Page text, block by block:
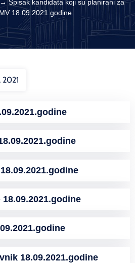
Spisak kandidata koji su planirani za
18.09.2021.godine
2021
18.09.2021.godine